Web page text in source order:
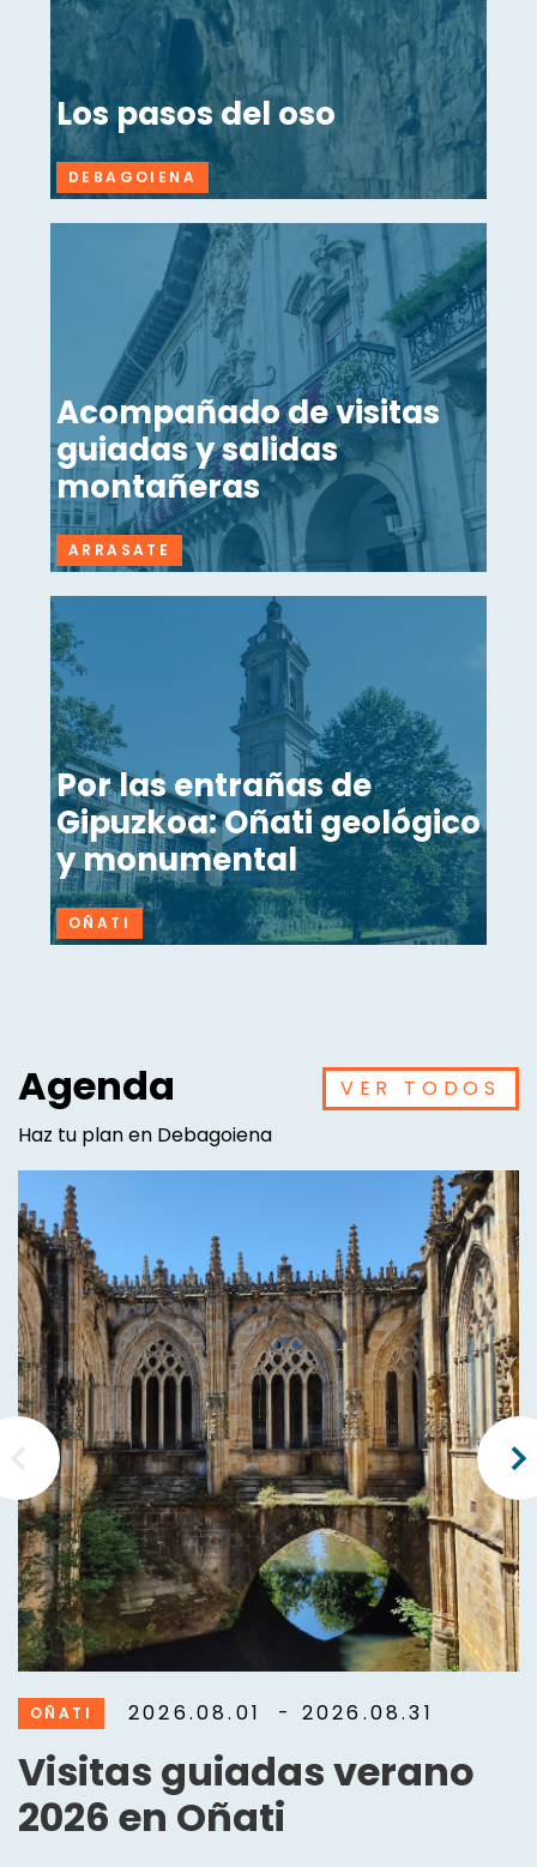
Los pasos del oso
DEBAGOIENA
Acompañado de visitas
guiadas y salidas
montañeras
ARRASATE
Por las entrañas de
Gipuzkoa: Oñati geológico
y monumental
OÑATI
Agenda
Haz tu plan en Debagoiena
VER TODOS
OÑATI 2026.08.01 - 2026.08.31
Visitas guiadas verano
2026 en Oñati